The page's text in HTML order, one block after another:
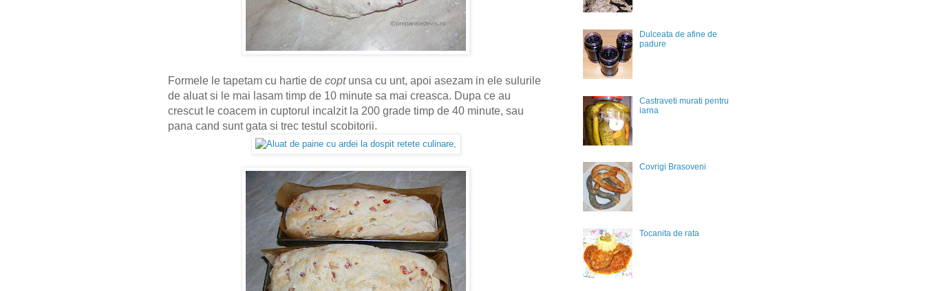
Formele le tapetam cu hartie de coptunsa cu unt, apoi asezam in ele sulurile
de aluat si le mai lasam timp de 10 minute sa mai creasca. Dupa ce au
crescut le coacem in cuptorul incalzit la 200 grade timp de 40 minute, sau
pana cand sunt gata si trec testul scobitorii.
Dulceata de afine de
padure
Castraveti murati pentru
iarna
Covrigi Brasoveni
Tocanita de rata